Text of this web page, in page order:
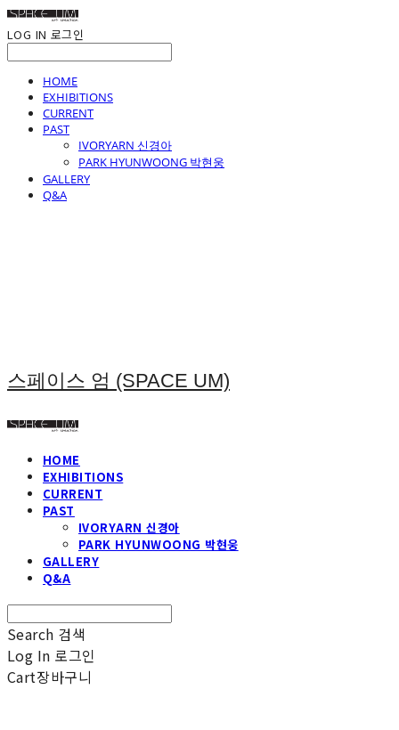
LOG IN 로그인
HOME
EXHIBITIONS
CURRENT
PAST
IVORYARN 신경아
PARK HYUNWOONG 박현웅
GALLERY
Q&A
스페이스 엄 (SPACE UM)
HOME
EXHIBITIONS
CURRENT
PAST
IVORYARN 신경아
PARK HYUNWOONG 박현웅
GALLERY
Q&A
Search 검색
Log In 로그인
Cart장바구니